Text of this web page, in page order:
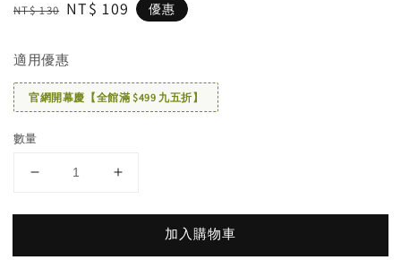
Regular
NT$ 130 Sale
NT$ 109 優惠
適用優惠
官網開幕慶【全館滿 $499 九五折】
數量
加入購物車